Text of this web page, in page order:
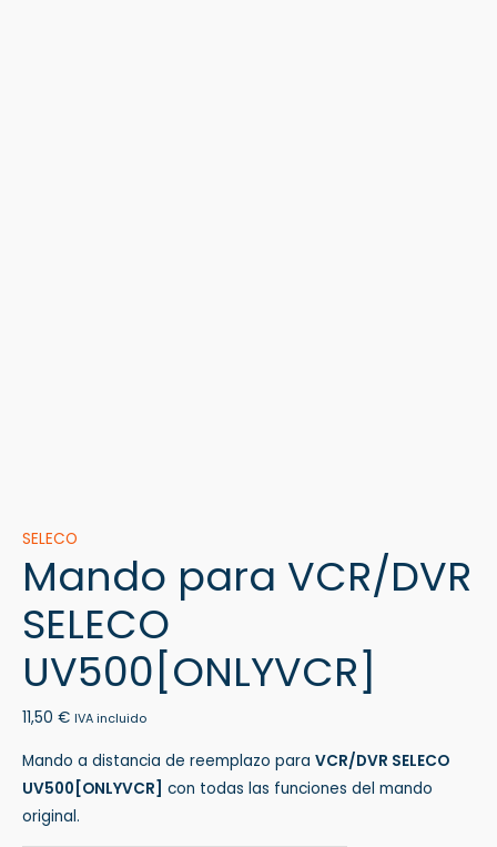
SELECO
Mando para VCR/DVR
SELECO
UV500[ONLYVCR]
11,50 € IVA incluido
Mando a distancia de reemplazo para VCR/DVR SELECO
UV500[ONLYVCR] con todas las funciones del mando
original.